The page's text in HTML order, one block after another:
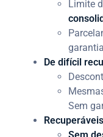
Limite
De difícil
Sem
Recuperáveis
Sem